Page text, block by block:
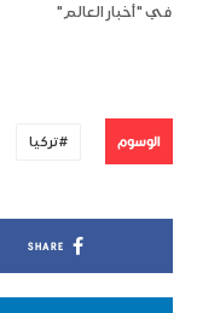
في "أخبار العالم"
الوسوم تركيا
SHARE